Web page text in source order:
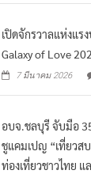
เปิดจักรวาลแห่งแร
Galaxy of Love
7 มีนาคม 2026
อบจ.ชลบุรี จับมือ
ชูแคมเปญ “เที่ยวส
ท่องเที่ยวชาวไทย